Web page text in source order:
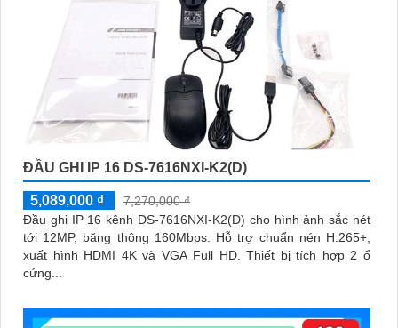
ĐẦU GHI IP 16 DS-7616NXI-K2(D)
5,089,000 ₫
7,270,000 ₫
Đầu ghi IP 16 kênh DS-7616NXI-K2(D) cho hình ảnh sắc nét
tới 12MP, băng thông 160Mbps. Hỗ trợ chuẩn nén H.265+,
xuất hình HDMI 4K và VGA Full HD. Thiết bị tích hợp 2 ổ
cứng...